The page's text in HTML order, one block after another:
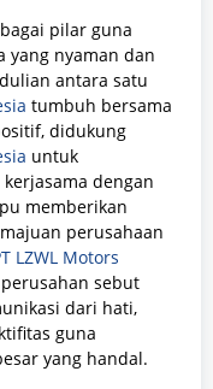
pilar guna
yang nyaman dan
antara satu
tumbuh bersama
didukung
untuk
dengan
memberikan
perusahaan
LZWL Motors
sebut
dari hati,
guna
yang handal.